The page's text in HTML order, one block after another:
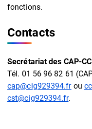
fonctions.
Contacts
Secrétariat des CAP-
Tél. 01 56 96 82 61
cap@cig929394.frou
cst@cig929394.fr.